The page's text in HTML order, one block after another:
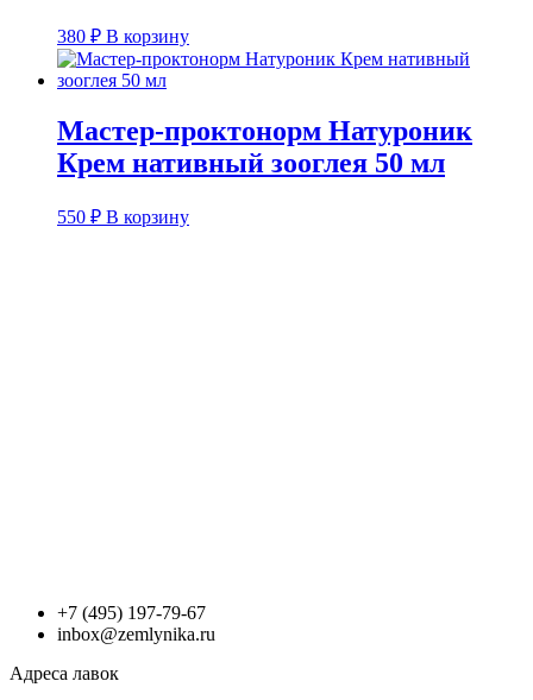
380 ₽ В корзину
Мастер-проктонорм Натуроник
Крем нативный зооглея 50 мл
550 ₽ В корзину
+7 (495) 197-79-67
inbox@zemlynika.ru
Адреса лавок